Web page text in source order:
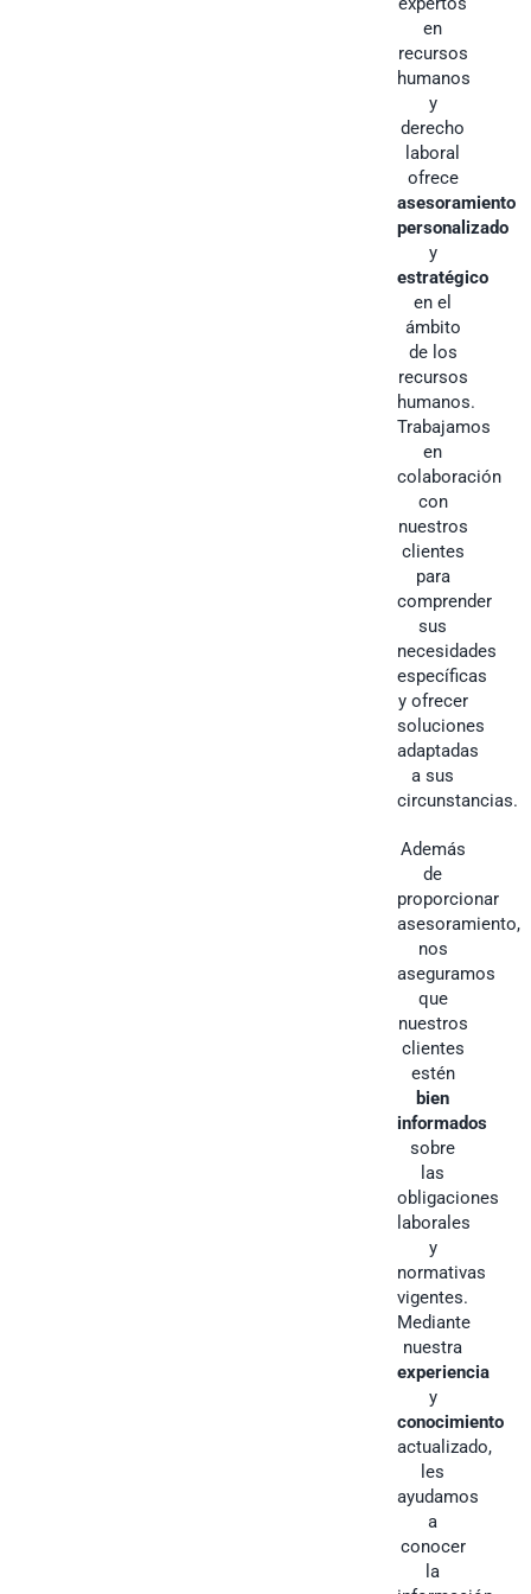
en
recursos
humanos
y
derecho
laboral
ofrece
asesoramiento
personalizado
y
estratégico
en el
ámbito
de los
recursos
humanos.
Trabajamos
en
colaboración
con
nuestros
clientes
para
comprender
sus
necesidades
específicas
y ofrecer
soluciones
adaptadas
a sus
circunstancias.
Además
de
proporcionar
asesoramiento,
nos
aseguramos
que
nuestros
clientes
estén
bien
informados
sobre
las
obligaciones
laborales
y
normativas
vigentes.
Mediante
nuestra
experiencia
y
conocimiento
actualizado,
les
ayudamos
a
conocer
la